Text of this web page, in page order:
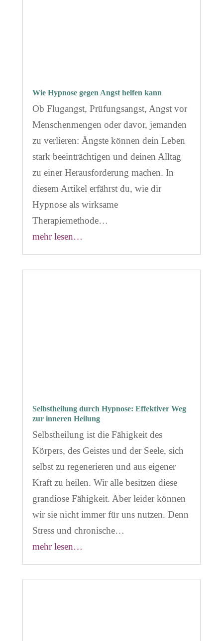
Wie Hypnose gegen Angst helfen kann
Ob Flugangst, Prüfungsangst, Angst vor
Menschenmengen oder davor, jemanden
zu verlieren: Ängste können dein Leben
stark beeinträchtigen und deinen Alltag
zu einer Herausforderung machen. In
diesem Artikel erfährst du, wie dir
Hypnose als wirksame
Therapiemethode…
mehr lesen…
Selbstheilung durch Hypnose: Effektiver Weg
zur inneren Heilung
Selbstheilung ist die Fähigkeit des
Körpers, des Geistes und der Seele, sich
selbst zu regenerieren und aus eigener
Kraft zu heilen. Wir alle besitzen diese
grandiose Fähigkeit. Aber leider können
wir sie nicht immer für uns nutzen. Denn
Stress und chronische…
mehr lesen…